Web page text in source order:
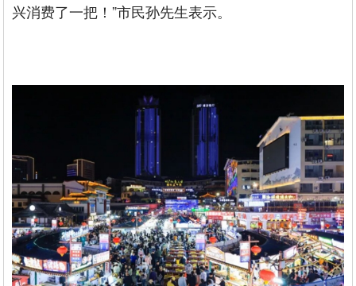
兴消费了一把！”市民孙先生表示。